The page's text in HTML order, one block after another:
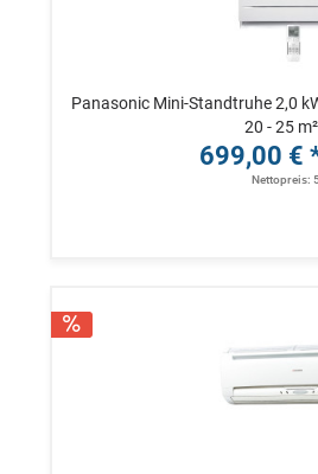
Panasonic Mini-Standtruhe 2,0
20 - 25
699,00 €
Nettopreis: